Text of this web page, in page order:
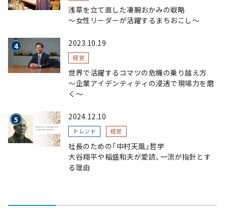
浅草を立て直した凄腕おかみの戦略
〜女性リーダーが活躍するまちおこし〜
2023.10.19
経営
世界で活躍するコマツの危機の乗り越え方
〜企業アイデンティティの浸透で現場力を磨
く〜
2024.12.10
トレンド 経営
社長のための「中村天風」哲学
大谷翔平や稲盛和夫が愛読、一流が指針とす
る理由